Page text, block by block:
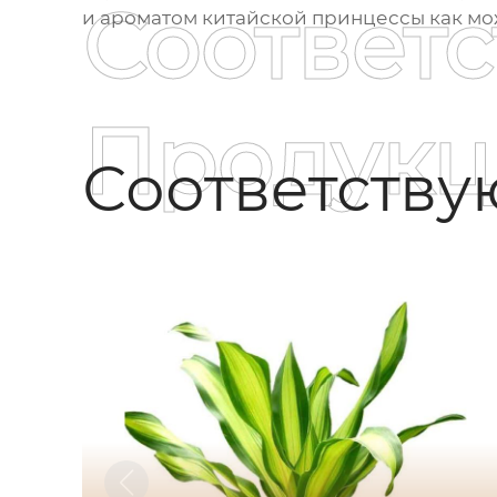
и ароматом китайской принцессы как